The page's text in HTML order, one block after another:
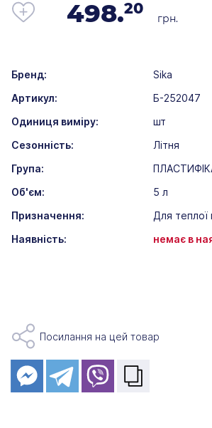
498.20
грн.
Бренд:
Sika
Артикул:
Б-252047
Одиниця виміру:
шт
Сезонність:
Літня
Група:
Об'єм:
5 л
Призначення:
Для теплої
Наявність:
немає в
Посилання на цей товар